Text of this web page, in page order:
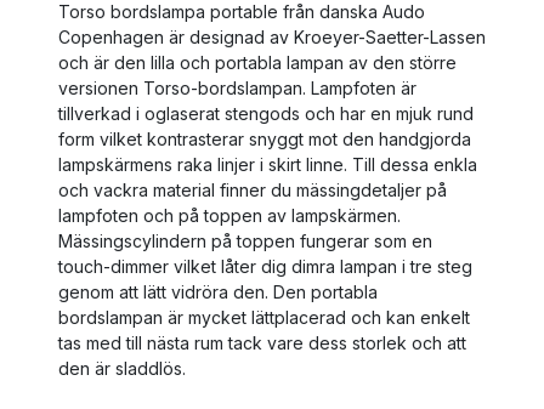
Torso bordslampa portable från danska Audo
Copenhagen är designad av Kroeyer-Saetter-Lassen
och är den lilla och portabla lampan av den större
versionen Torso-bordslampan. Lampfoten är
tillverkad i oglaserat stengods och har en mjuk rund
form vilket kontrasterar snyggt mot den handgjorda
lampskärmens raka linjer i skirt linne. Till dessa enkla
och vackra material finner du mässingdetaljer på
lampfoten och på toppen av lampskärmen.
Mässingscylindern på toppen fungerar som en
touch-dimmer vilket låter dig dimra lampan i tre steg
genom att lätt vidröra den. Den portabla
bordslampan är mycket lättplacerad och kan enkelt
tas med till nästa rum tack vare dess storlek och att
den är sladdlös.